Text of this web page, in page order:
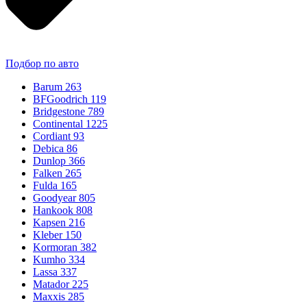
Подбор по авто
Barum 263
BFGoodrich 119
Bridgestone 789
Continental 1225
Cordiant 93
Debica 86
Dunlop 366
Falken 265
Fulda 165
Goodyear 805
Hankook 808
Kapsen 216
Kleber 150
Kormoran 382
Kumho 334
Lassa 337
Matador 225
Maxxis 285